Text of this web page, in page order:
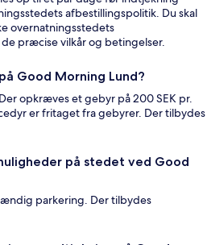
afbestillingspolitik. Du skal
overnatningsstedets
præcise vilkår og betingelser.
Good Morning Lund?
opkræves et gebyr på 200 SEK pr.
er fritaget fra gebyrer. Der tilbydes
på stedet ved Good
parkering. Der tilbydes